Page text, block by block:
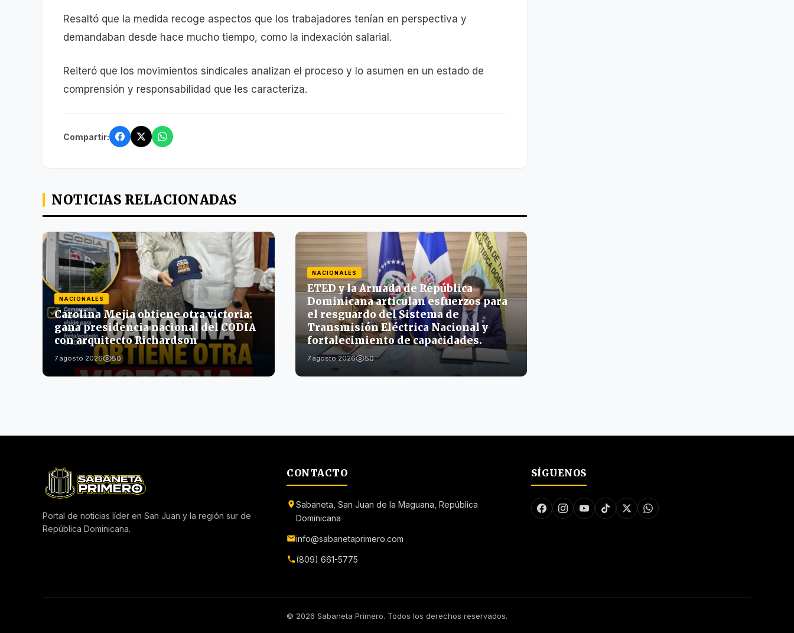
Resaltó que la medida recoge aspectos que los trabajadores tenían en perspectiva y
demandaban desde hace mucho tiempo, como la indexación salarial.
Reiteró que los movimientos sindicales analizan el proceso y lo asumen en un estado de
comprensión y responsabilidad que les caracteriza.
Compartir:
NOTICIAS RELACIONADAS
NACIONALES
Carolina Mejia obtiene otra victoria:
gana presidencia nacional del CODIA
con arquitecto Richardson
7 agosto 2026 50
NACIONALES
ETED y la Armada de República
Dominicana articulan esfuerzos para
el resguardo del Sistema de
Transmisión Eléctrica Nacional y
fortalecimiento de capacidades.
7 agosto 2026 50
Portal de noticias líder en San Juan y la región sur de
República Dominicana.
CONTACTO
Sabaneta, San Juan de la Maguana, República
Dominicana
info@sabanetaprimero.com
(809) 661-5775
SÍGUENOS
© 2026 Sabaneta Primero. Todos los derechos reservados.